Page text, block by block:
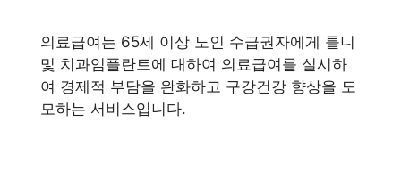
의료급여는 65세 이상 노인 수급권자에게 틀니
및 치과임플란트에 대하여 의료급여를 실시하
여 경제적 부담을 완화하고 구강건강 향상을 도
모하는 서비스입니다.